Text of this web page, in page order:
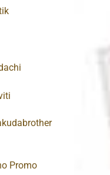
Promo